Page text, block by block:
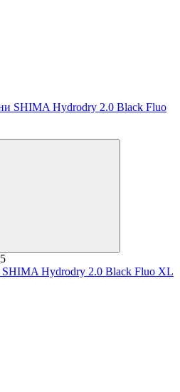
Hydrodry 2.0 Black Fluo XL